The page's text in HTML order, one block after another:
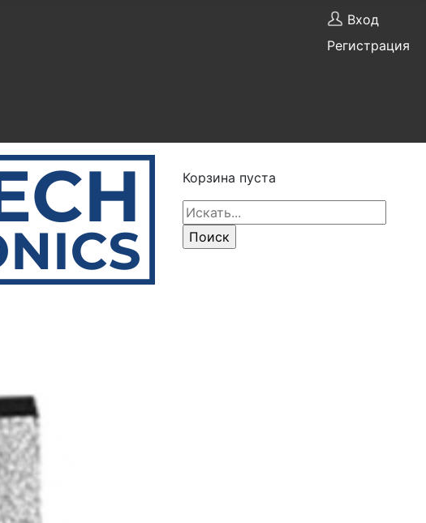
Вход
Регистрация
Корзина пуста